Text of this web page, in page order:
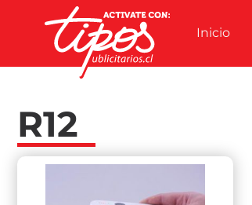
Inicio
R12